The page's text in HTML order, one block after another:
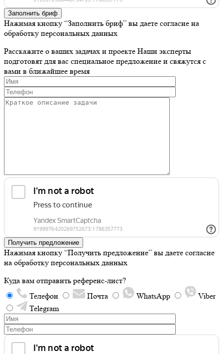
Заполнить бриф
Нажимая кнопку “Заполнить бриф” вы даете согласие на
обработку персональных данных
Расскажите о ваших задачах и проекте Наши эксперты
подготовят для вас специальное предложение и свяжутся с
вами в ближайшее время
Получить предложение
Нажимая кнопку “Получить предложение” вы даете согласие
на обработку персональных данных
Куда вам отправить референс-лист?
Телефон
Почта WhatsApp
Viber
Telegram